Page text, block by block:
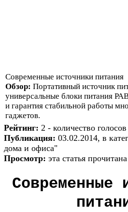
Современные источники питания
Обзор: Портативный источник
универсальные блоки питания
и гарантия стабильной работы
гаджетов.
Рейтинг: 2 - количество
Публикация: 03.02.2014, в
дома и офиса"
Просмотр: эта статья
Современные